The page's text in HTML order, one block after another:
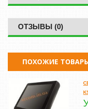
ОТЗЫВЫ (0)
ПОХОЖИЕ